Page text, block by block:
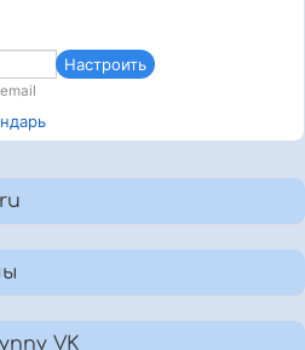
Настроить
VK